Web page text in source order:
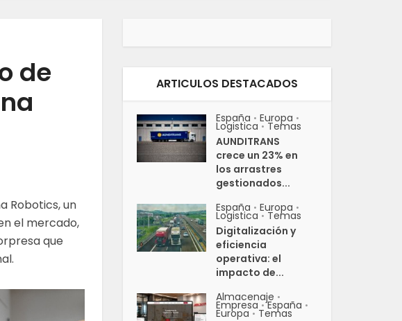
de
Robotics, un
el mercado,
que
ARTICULOS DESTACADOS
España • Europa •
Logistica • Temas
AUNDITRANS
crece un 23% en
los arrastres
gestionados...
España • Europa •
Logistica • Temas
Digitalización y
eficiencia
operativa: el
impacto de...
Almacenaje •
Empresa • España •
Europa • Temas